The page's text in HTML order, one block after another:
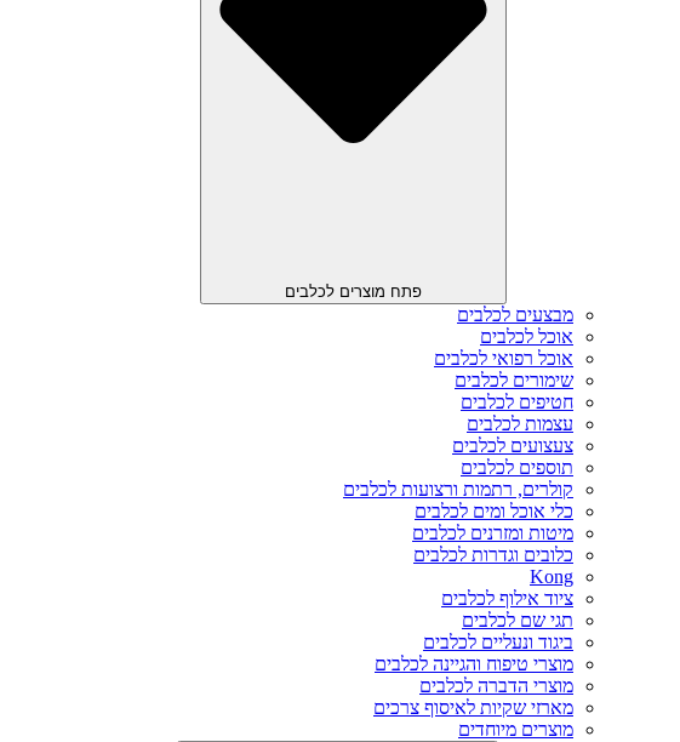
פתח מוצרים לכלבים
מבצעים לכלבים
אוכל לכלבים
אוכל רפואי לכלבים
שימורים לכלבים
חטיפים לכלבים
עצמות לכלבים
צעצועים לכלבים
תוספים לכלבים
קולרים, רתמות ורצועות לכלבים
כלי אוכל ומים לכלבים
מיטות ומזרנים לכלבים
כלובים וגדרות לכלבים
Kong
ציוד אילוף לכלבים
תגי שם לכלבים
ביגוד ונעליים לכלבים
מוצרי טיפוח והגיינה לכלבים
מוצרי הדברה לכלבים
מארזי שקיות לאיסוף צרכים
מוצרים מיוחדים